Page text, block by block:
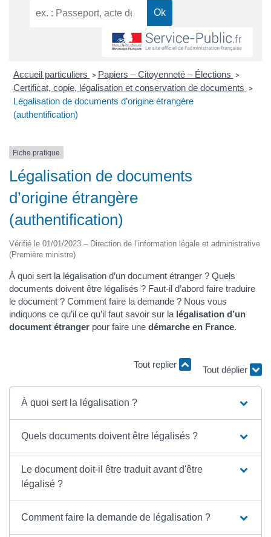
Accueil particuliers > Papiers – Citoyenneté – Élections >
Certificat, copie, légalisation et conservation de documents >
Légalisation de documents d’origine étrangère
(authentification)
Fiche pratique
Légalisation de documents
d’origine étrangère
(authentification)
Vérifié le 01/01/2023 – Direction de l’information légale et administrative
(Première ministre)
À quoi sert la légalisation d’un document étranger ? Quels
documents doivent être légalisés ? Faut-il d’abord faire traduire
le document ? Comment faire la demande ? Nous vous
indiquons ce qu’il ce qu’il faut savoir sur la légalisation d’un
document étranger pour faire une démarche en France.
Tout replier
Tout déplier
À quoi sert la légalisation ?
Quels documents doivent être légalisés ?
Le document doit-il être traduit avant d'être
légalisé ?
Comment faire la demande de légalisation ?